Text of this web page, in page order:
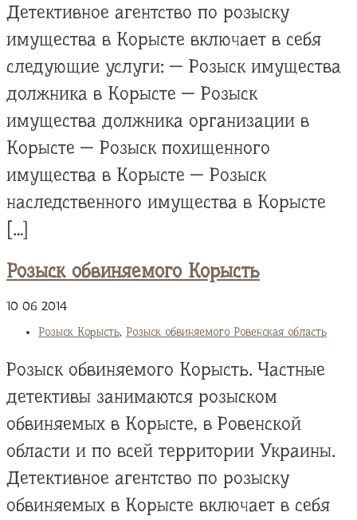
Детективное агентство по розыску
имущества в Корысте включает в себя
следующие услуги: — Розыск имущества
должника в Корысте — Розыск
имущества должника организации в
Корысте — Розыск похищенного
имущества в Корысте — Розыск
наследственного имущества в Корысте
[…]
Розыск обвиняемого Корысть
10 06 2014
Розыск Корысть, Розыск обвиняемого Ровенская область
Розыск обвиняемого Корысть. Частные
детективы занимаются розыском
обвиняемых в Корысте, в Ровенской
области и по всей территории Украины.
Детективное агентство по розыску
обвиняемых в Корысте включает в себя